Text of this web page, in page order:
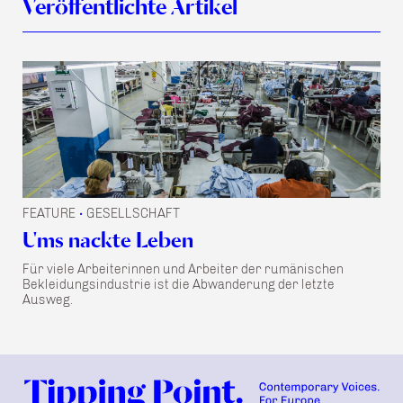
Veröffentlichte Artikel
FEATURE • GESELLSCHAFT
Ums nackte Leben
Für viele Arbeiterinnen und Arbeiter der rumänischen
Bekleidungsindustrie ist die Abwanderung der letzte
Ausweg.